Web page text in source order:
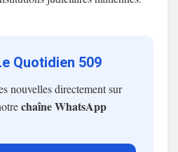
Quotidien 509
nouvelles directement sur
chaîne WhatsApp